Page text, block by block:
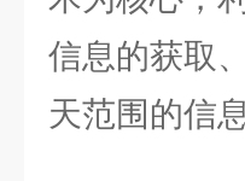
信息的获取
天范围的信